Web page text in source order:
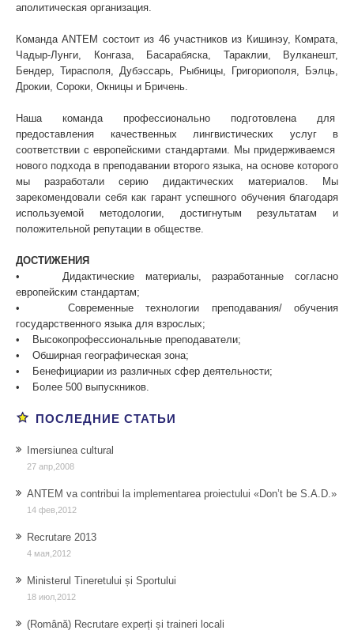
аполитическая организация.
Команда ANTEM состоит из 46 участников из Кишинэу, Комрата,
Чадыр-Лунги, Конгаза, Басарабяска, Тараклии, Вулканешт,
Бендер, Тирасполя, Дубэссарь, Рыбницы, Григориополя, Бэлць,
Дрокии, Сороки, Окницы и Бричень.
Наша команда профессионально подготовлена для
предоставления качественных лингвистических услуг в
соответствии с европейскими стандартами. Мы придерживаемся
нового подхода в преподавании второго языка, на основе которого
мы разработали серию дидактических материалов. Мы
зарекомендовали себя как гарант успешного обучения благодаря
используемой методологии, достигнутым результатам и
положительной репутации в обществе.
ДОСТИЖЕНИЯ
• Дидактические материалы, разработанные согласно
европейским стандартам;
• Современные технологии преподавания/ обучения
государственного языка для взрослых;
• Высокопрофессиональные преподаватели;
• Обширная географическая зона;
• Бенефициарии из различных сфер деятельности;
• Более 500 выпускников.
nrg
feel
mix
buy
anabolic
ПОСЛЕДНИЕ СТАТЬИ
Imersiunea cultural
27 апр,2008
ANTEM va contribui la implementarea proiectului «Don’t be S.A.D.»
14 фев,2012
Recrutare 2013
4 мая,2012
Ministerul Tineretului și Sportului
18 июл,2012
(Română) Recrutare experți și traineri locali